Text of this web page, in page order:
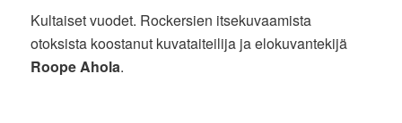
Kultaiset vuodet. Rockersien itsekuvaamista
otoksista koostanut kuvataiteilija ja elokuvantekijä
Roope Ahola.